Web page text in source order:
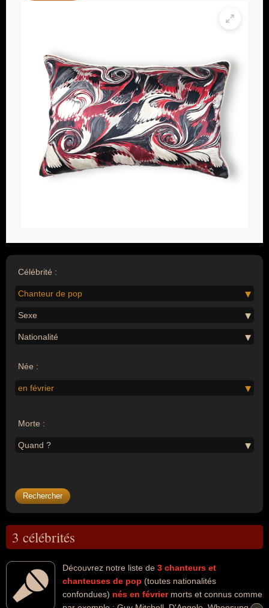
Célébrité :
Chanteur de pop
Sexe
Nationalité
Née :
en février
Morte :
Quand ?
3 célébrités
Découvrez notre liste de 3 chanteurs et
chanteuses de pop (toutes nationalités
confondues) nés en février morts et connus comme